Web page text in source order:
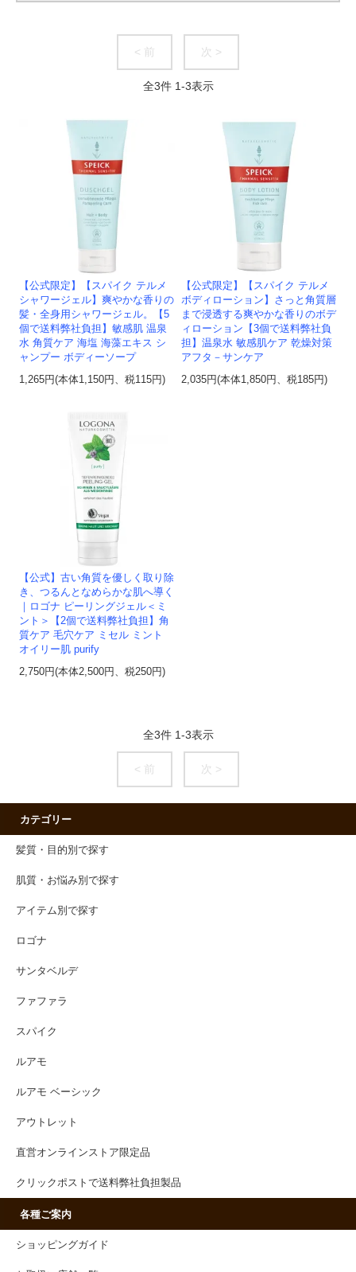
< 前 次 >
全3件 1-3表示
【公式限定】【スパイク テルメ
シャワージェル】爽やかな香りの
髪・全身用シャワージェル。【5
個で送料弊社負担】敏感肌 温泉
水 角質ケア 海塩 海藻エキス シ
ャンプー ボディーソープ
1,265円(本体1,150円、税115円)
【公式限定】【スパイク テルメ
ボディローション】さっと角質層
まで浸透する爽やかな香りのボデ
ィローション【3個で送料弊社負
担】温泉水 敏感肌ケア 乾燥対策
アフタ－サンケア
2,035円(本体1,850円、税185円)
【公式】古い角質を優しく取り除
き、つるんとなめらかな肌へ導く
｜ロゴナ ピーリングジェル＜ミ
ント＞【2個で送料弊社負担】角
質ケア 毛穴ケア ミセル ミント
オイリー肌 purify
2,750円(本体2,500円、税250円)
全3件 1-3表示
< 前 次 >
カテゴリー
髪質・目的別で探す
肌質・お悩み別で探す
アイテム別で探す
ロゴナ
サンタベルデ
ファファラ
スパイク
ルアモ
ルアモ ベーシック
アウトレット
直営オンラインストア限定品
クリックポストで送料弊社負担製品
各種ご案内
ショッピングガイド